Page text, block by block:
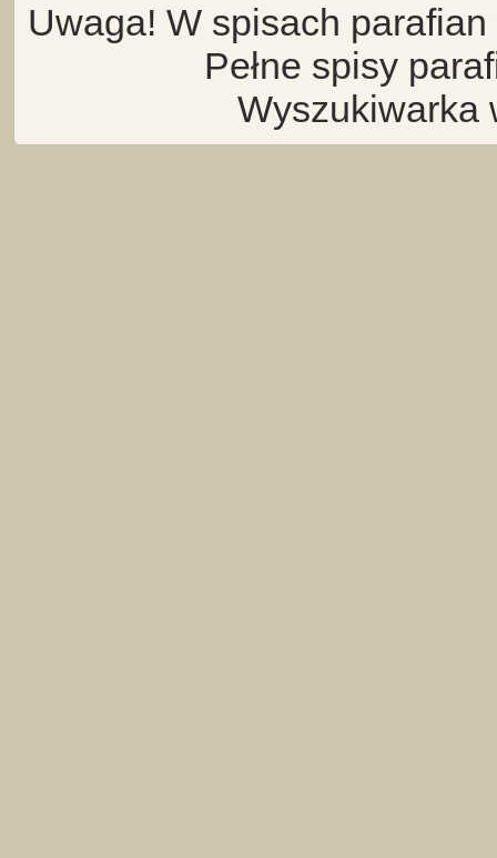
Uwaga! W spisach
Pełne spisy
Wyszukiwarka